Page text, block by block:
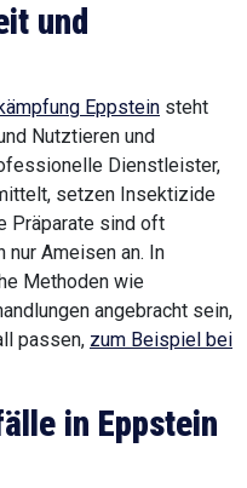
und
Eppstein steht
Nutztieren und
Dienstleister,
setzen Insektizide
Präparate sind oft
Ameisen an. In
Methoden wie
angebracht sein,
passen, zum Beispiel bei
in Eppstein